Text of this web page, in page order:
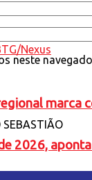
marca
2026,
neste